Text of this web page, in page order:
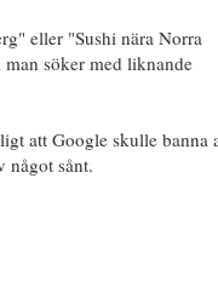
eller "Sushi nära Norra
söker med liknande
att Google skulle banna
något sånt.